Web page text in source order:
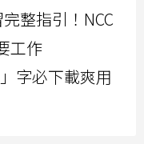
整指引！NCC
工作
字必下載爽用